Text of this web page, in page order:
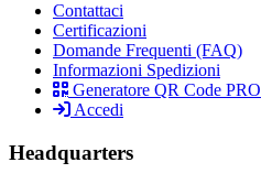
Contattaci
Certificazioni
Domande Frequenti (FAQ)
Informazioni Spedizioni
Generatore QR Code PRO
Accedi
Headquarters